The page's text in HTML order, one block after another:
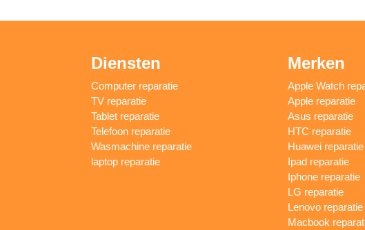
Diensten
Computer reparatie
TV reparatie
Tablet reparatie
Telefoon reparatie
Wasmachine reparatie
laptop reparatie
Merken
Apple Watch
Apple reparatie
Asus reparatie
HTC reparatie
Huawei reparatie
Ipad reparatie
Iphone reparatie
LG reparatie
Lenovo reparatie
Macbook